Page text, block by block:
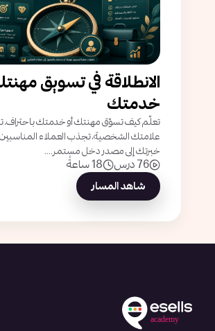
الانطلاقة في تسويق
خدمتك
تعلّم كيف تسوّق مهنتك أو خدمتك باحتراف،
علامتك الشخصية، تجذب العملاء
خبرتك إلى مصدر دخل مستمر....
76 درس
18 ساعةً
شاهد المسار